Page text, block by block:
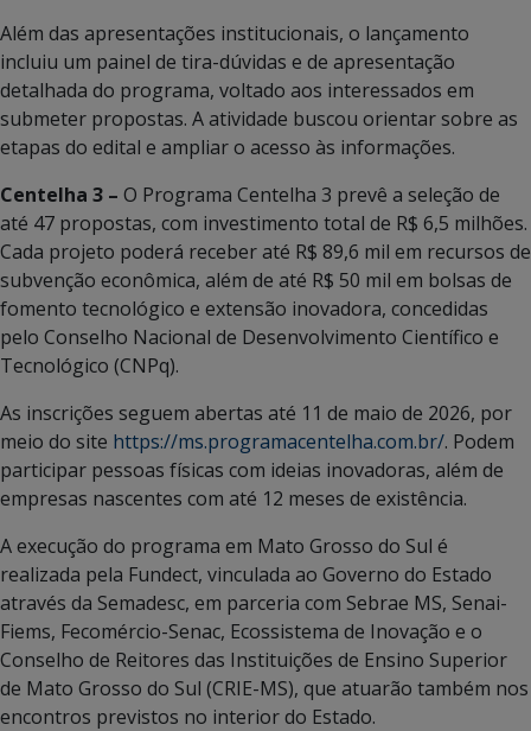
Além das apresentações institucionais, o lançamento
incluiu um painel de tira-dúvidas e de apresentação
detalhada do programa, voltado aos interessados em
submeter propostas. A atividade buscou orientar sobre as
etapas do edital e ampliar o acesso às informações.
Centelha 3 – O Programa Centelha 3 prevê a seleção de
até 47 propostas, com investimento total de R$ 6,5 milhões.
Cada projeto poderá receber até R$ 89,6 mil em recursos de
subvenção econômica, além de até R$ 50 mil em bolsas de
fomento tecnológico e extensão inovadora, concedidas
pelo Conselho Nacional de Desenvolvimento Científico e
Tecnológico (CNPq).
As inscrições seguem abertas até 11 de maio de 2026, por
meio do site https://ms.programacentelha.com.br/. Podem
participar pessoas físicas com ideias inovadoras, além de
empresas nascentes com até 12 meses de existência.
A execução do programa em Mato Grosso do Sul é
realizada pela Fundect, vinculada ao Governo do Estado
através da Semadesc, em parceria com Sebrae MS, Senai-
Fiems, Fecomércio-Senac, Ecossistema de Inovação e o
Conselho de Reitores das Instituições de Ensino Superior
de Mato Grosso do Sul (CRIE-MS), que atuarão também nos
encontros previstos no interior do Estado.